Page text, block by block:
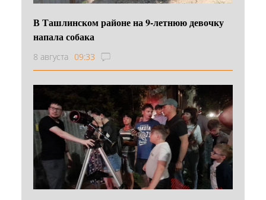
В Ташлинском районе на 9-летнюю девочку
напала собака
8 августа 09:33